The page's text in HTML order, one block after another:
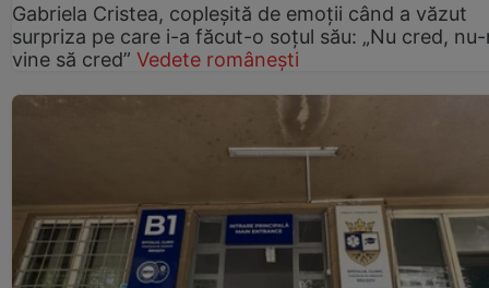
Gabriela Cristea, copleșită de emoții când a văzut
surpriza pe care i-a făcut-o soțul său: „Nu cred,
vine să cred” Vedete românești